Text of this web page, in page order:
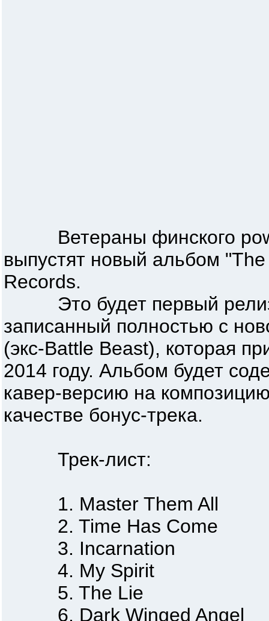
Ветераны финского
выпустят новый альбом
Records.
Это будет первый релиз
записанный полностью с
(экс-Battle Beast), которая
2014 году. Альбом будет
кавер-версию на
качестве бонус-трека.
Трек-лист:
1. Master Them All
2. Time Has Come
3. Incarnation
4. My Spirit
5. The Lie
6. Dark Winged Angel